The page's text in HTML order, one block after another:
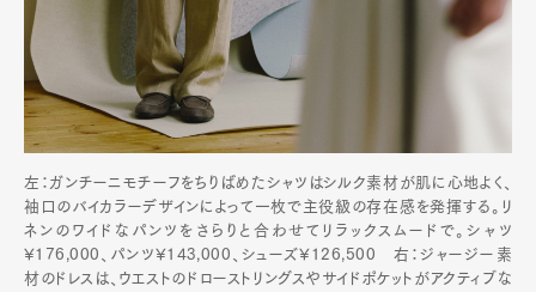
左：ガンチーニモチーフをちりばめたシャツはシルク素材が肌に心地よく、
袖口のバイカラーデザインによって一枚で主役級の存在感を発揮する。リ
ネンのワイドなパンツをさらりと合わせてリラックスムードで。シャツ
¥176,000、パンツ¥143,000、シューズ¥126,500 右：ジャージー素
材のドレスは、ウエストのドローストリングスやサイドポケットがアクティブな